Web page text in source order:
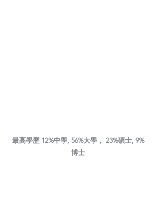
最高學歷 12%中學, 56%大學， 23%碩士, 9%
博士